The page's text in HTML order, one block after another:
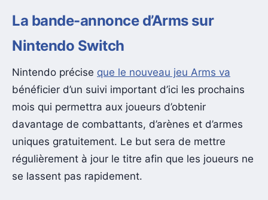
La bande-annonce d’Arms sur
Nintendo Switch
Nintendo précise que le nouveau jeu Arms va
bénéficier d’un suivi important d’ici les prochains
mois qui permettra aux joueurs d’obtenir
davantage de combattants, d’arènes et d’armes
uniques gratuitement. Le but sera de mettre
régulièrement à jour le titre afin que les joueurs ne
se lassent pas rapidement.